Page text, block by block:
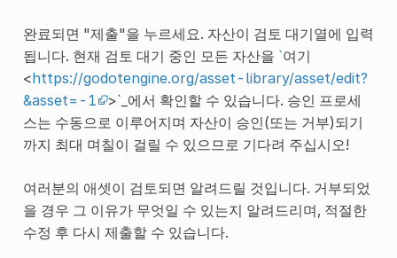
완료되면 "제출"을 누르세요. 자산이 검토 대기열에 입력
됩니다. 현재 검토 대기 중인 모든 자산을 `여기
<https://godotengine.org/asset-library/asset/edit?
&asset=-1
>`_에서 확인할 수 있습니다. 승인 프로세
스는 수동으로 이루어지며 자산이 승인(또는 거부)되기
까지 최대 며칠이 걸릴 수 있으므로 기다려 주십시오!
여러분의 애셋이 검토되면 알려드릴 것입니다. 거부되었
을 경우 그 이유가 무엇일 수 있는지 알려드리며, 적절한
수정 후 다시 제출할 수 있습니다.